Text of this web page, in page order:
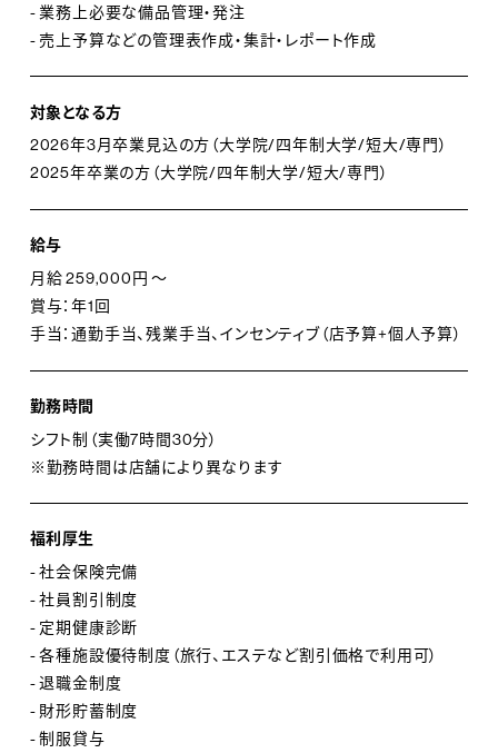
アルマーニエクスチェンジは、1991年、『ジョルジオ・アル
マーニ』のヤングカジュアルラインとしてスタートしまし
た。Ｔシャツやカットソー、デニムなど"シンプル"かつ"カジ
ュアル"な物を中心とし、アルマーニの特徴である"素材へ
のこだわり"や独自の"巧みな配色"は、メンズ・レディース
ともに世界中の若者から支持を得ており、様々なスタイ
ルで取り入れられています。
【キャリアパス】
入社後、クライアントアドバイザーとして店舗での接客・
販売からキャリアをスタート頂きます。ご経験を積まれた
後に、販売のスペシャリスト、店舗運営・人材育成など店
舗全体のマネジメント、ブランド間の異動、またはマーケ
ティングやPRといったオフィス業務への道など、多岐に
わたるキャリアパスの選択がございます。
【研修制度】
・新卒入社研修・・・新入社員を対象として、約2ヶ月間、
アルマーニの接客販売やベーシックなビジネスマナーを
学びます。
・新卒2年目研修・・・入社2年目には、改めてビジネスの
- 業務上必要な備品管理・発注
- 売上予算などの管理表作成・集計・レポート作成
対象となる方
2026年3月卒業見込の方（大学院/四年制大学/短大/専門）
2025年卒業の方（大学院/四年制大学/短大/専門）
給与
月給 259,000円 ～
賞与：年1回
手当：通勤手当、残業手当、インセンティブ（店予算+個人予算）
勤務時間
シフト制（実働7時間30分）
※勤務時間は店舗により異なります
福利厚生
- 社会保険完備
- 社員割引制度
- 定期健康診断
- 各種施設優待制度（旅行、エステなど割引価格で利用可）
- 退職金制度
- 財形貯蓄制度
- 制服貸与